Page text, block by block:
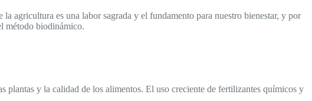
agricultura es una labor sagrada y el fundamento para nuestro bienestar, y por
método biodinámico.
y la calidad de los alimentos. El uso creciente de fertilizantes químicos y